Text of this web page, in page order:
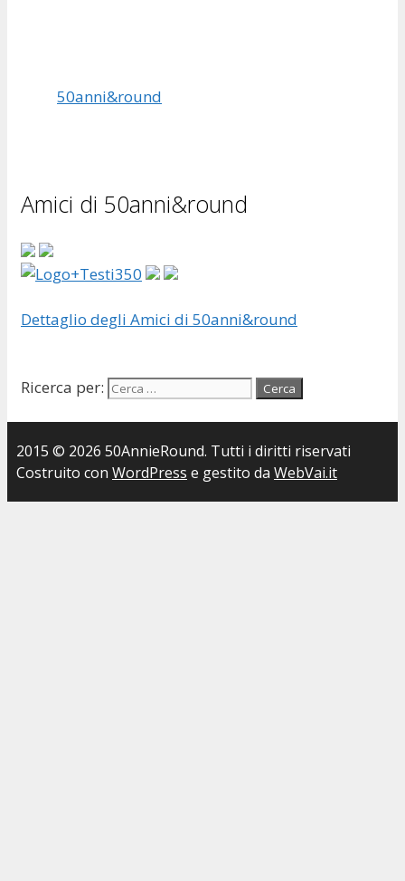
50anni&round
Amici di 50anni&round
Dettaglio degli Amici di 50anni&round
Ricerca per:
2015 © 2026 50AnnieRound. Tutti i diritti riservati
Costruito con WordPress e gestito da WebVai.it